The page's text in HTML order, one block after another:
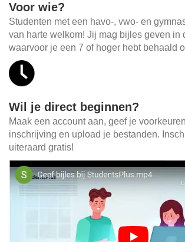
Voor wie?
Studenten met een havo-, vwo- en
van harte welkom! Jij mag bijles geven in
waarvoor je een 7 of hoger hebt behaald
Wil je direct beginnen?
Maak een account aan, geef je
inschrijving en upload je bestanden.
uiteraard gratis!